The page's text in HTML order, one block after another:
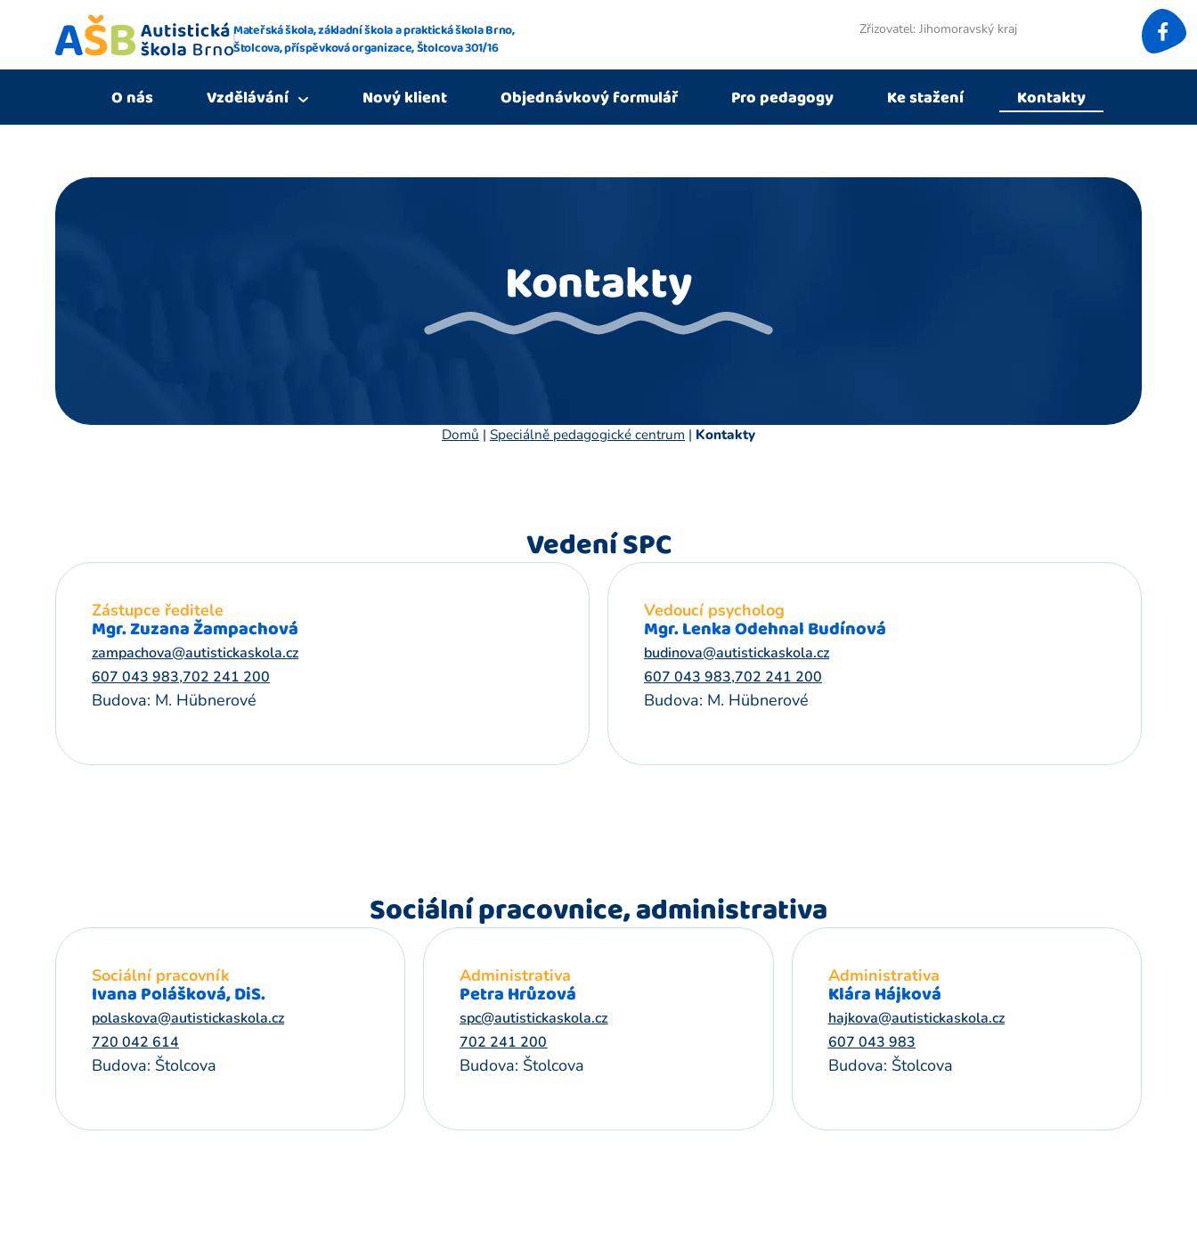
Mateřská škola, základní škola a praktická škola Brno,
Štolcova, příspěvková organizace, Štolcova 301/16
Zřizovatel: Jihomoravský kraj
O nás Vzdělávání Nový klient Objednávkový formulář Pro pedagogy Ke stažení Kontakty
Kontakty
Domů | Speciálně pedagogické centrum | Kontakty
Vedení SPC
Zástupce ředitele
Mgr. Zuzana Žampachová
zampachova@autistickaskola.cz
607 043 983,702 241 200
Budova: M. Hübnerové
Vedoucí psycholog
Mgr. Lenka Odehnal Budínová
budinova@autistickaskola.cz
607 043 983,702 241 200
Budova: M. Hübnerové
Sociální pracovnice, administrativa
Sociální pracovník
Ivana Polášková, DiS.
polaskova@autistickaskola.cz
720 042 614
Budova: Štolcova
Administrativa
Petra Hrůzová
spc@autistickaskola.cz
702 241 200
Budova: Štolcova
Administrativa
Klára Hájková
hajkova@autistickaskola.cz
607 043 983
Budova: Štolcova